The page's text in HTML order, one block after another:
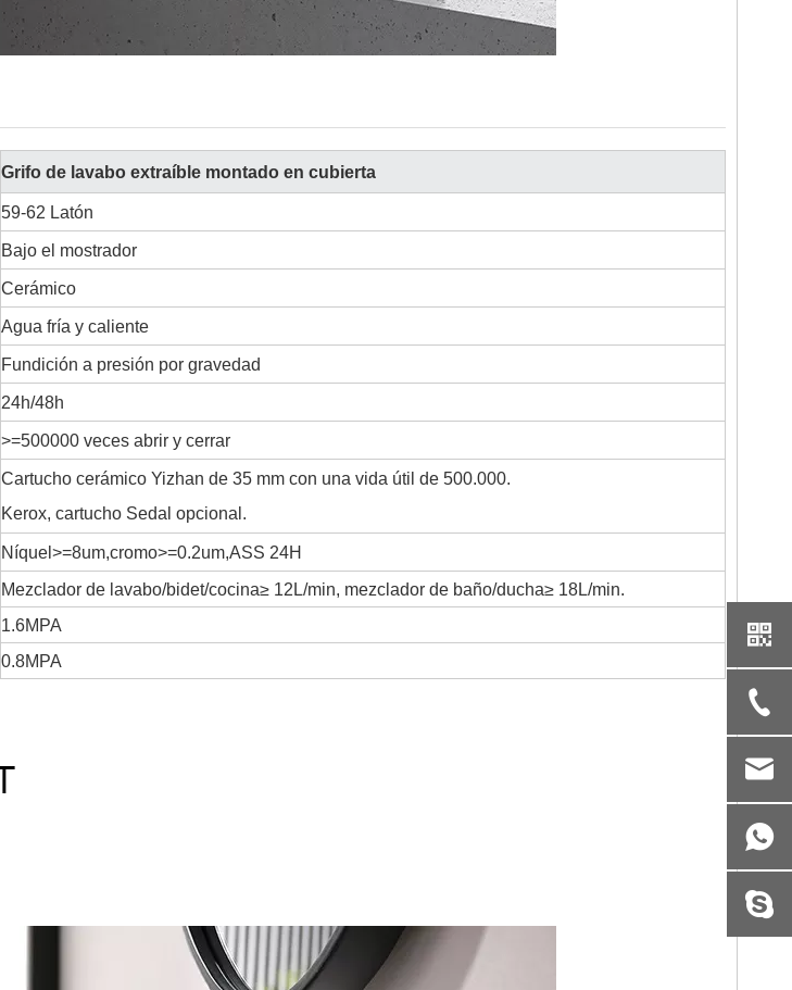
Grifo de lavabo extraíble montado en cubierta
59-62 Latón
Bajo el mostrador
Cerámico
Agua fría y caliente
Fundición a presión por gravedad
24h/48h
>=500000 veces abrir y cerrar
Cartucho cerámico Yizhan de 35 mm con una vida útil de 500.000.
Kerox, cartucho Sedal opcional.
Níquel>=8um,cromo>=0.2um,ASS 24H
Mezclador de lavabo/bidet/cocina≥ 12L/min, mezclador de baño/ducha≥ 18L/min.
1.6MPA
0.8MPA